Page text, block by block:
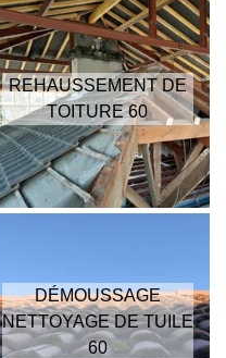
REHAUSSEMENT DE
TOITURE 60
DÉMOUSSAGE
NETTOYAGE DE TUILE
60